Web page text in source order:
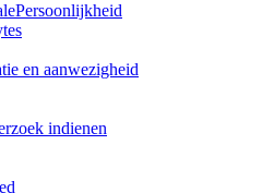
en aanwezigheid
indienen